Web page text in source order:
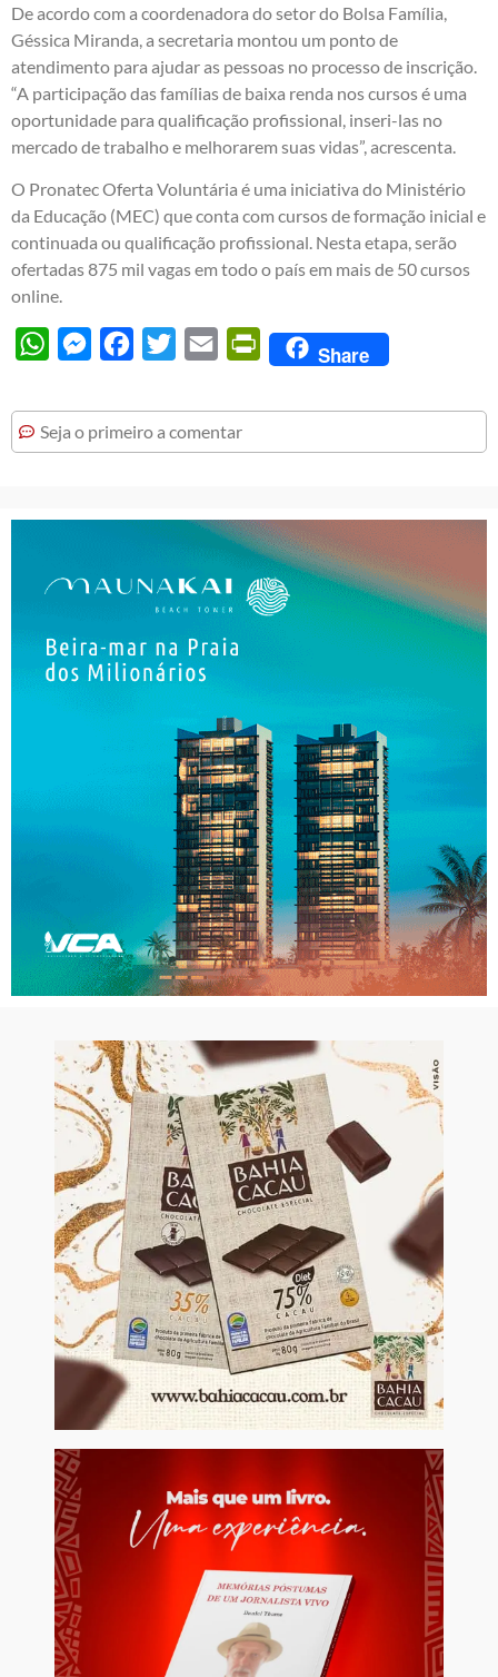
De acordo com a coordenadora do setor do Bolsa Família,
Géssica Miranda, a secretaria montou um ponto de
atendimento para ajudar as pessoas no processo de inscrição.
“A participação das famílias de baixa renda nos cursos é uma
oportunidade para qualificação profissional, inseri-las no
mercado de trabalho e melhorarem suas vidas”, acrescenta.
O Pronatec Oferta Voluntária é uma iniciativa do Ministério
da Educação (MEC) que conta com cursos de formação inicial e
continuada ou qualificação profissional. Nesta etapa, serão
ofertadas 875 mil vagas em todo o país em mais de 50 cursos
online.
WhatsAppMessengerFacebook
Twitter Email PrintFriendly
Share
Seja o primeiro a comentar